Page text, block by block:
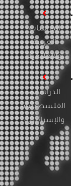
الدراسات
العربية
والإقليمية
الدراسات
الفلسطينية
والإسرائيلية